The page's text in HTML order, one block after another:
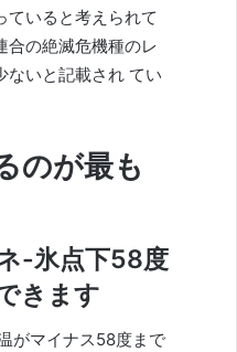
ていると考えられて
合の絶滅危機種のレ
ないと記載され てい
のが最も
-氷点下58度
きます
がマイナス58度まで